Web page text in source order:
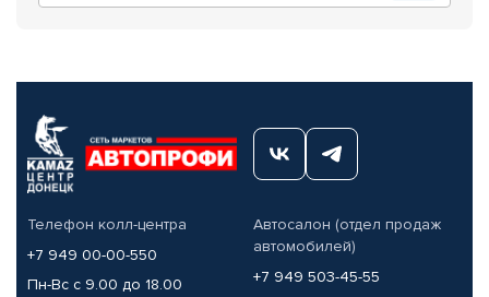
Телефон колл-центра
+7 949 00-00-550
Пн-Вс с 9.00 до 18.00
Автосалон (отдел продаж
автомобилей)
+7 949 503-45-55